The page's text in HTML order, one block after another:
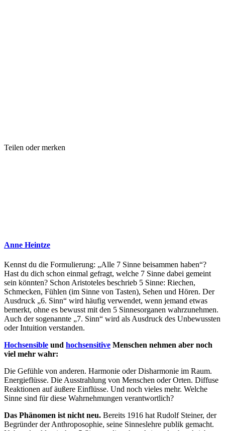
Teilen oder merken
Anne Heintze
Kennst du die Formulierung: „Alle 7 Sinne beisammen haben“?
Hast du dich schon einmal gefragt, welche 7 Sinne dabei gemeint
sein könnten? Schon Aristoteles beschrieb 5 Sinne: Riechen,
Schmecken, Fühlen (im Sinne von Tasten), Sehen und Hören. Der
Ausdruck „6. Sinn“ wird häufig verwendet, wenn jemand etwas
bemerkt, ohne es bewusst mit den 5 Sinnesorganen wahrzunehmen.
Auch der sogenannte „7. Sinn“ wird als Ausdruck des Unbewussten
oder Intuition verstanden.
Hochsensible und hochsensitive Menschen nehmen aber noch
viel mehr wahr:
Die Gefühle von anderen. Harmonie oder Disharmonie im Raum.
Energieflüsse. Die Ausstrahlung von Menschen oder Orten. Diffuse
Reaktionen auf äußere Einflüsse. Und noch vieles mehr. Welche
Sinne sind für diese Wahrnehmungen verantwortlich?
Das Phänomen ist nicht neu. Bereits 1916 hat Rudolf Steiner, der
Begründer der Anthroposophie, seine Sinneslehre publik gemacht.